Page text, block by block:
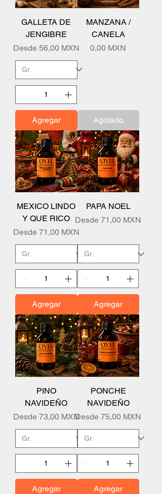
GALLETA DE
JENGIBRE
Desde 56,00 MXN
Precio de oferta
Agregar
MANZANA /
CANELA
Precio
0,00 MXN
Agotado
MEXICO LINDO
Y QUE RICO
Desde 71,00 MXN
Precio de oferta
Agregar
PAPA NOEL
Desde71,00 MXN
Precio de oferta
Agregar
PINO
NAVIDEÑO
Desde 73,00 MXN
Precio de oferta
Agregar
PONCHE
NAVIDEÑO
Desde75,00 MXN
Precio de oferta
Agregar